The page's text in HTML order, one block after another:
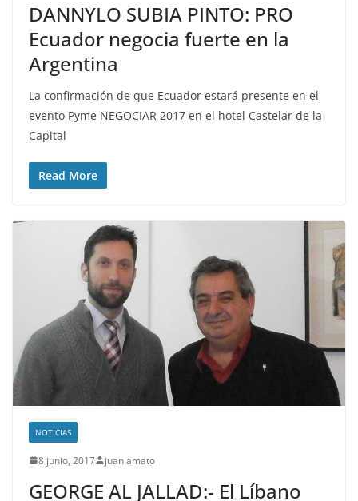
DANNYLO SUBIA PINTO: PRO
Ecuador negocia fuerte en la
Argentina
La confirmación de que Ecuador estará presente en el
evento Pyme NEGOCIAR 2017 en el hotel Castelar de la
Capital
Read More
NOTICIAS
8 junio, 2017 juan amato
GEORGE AL JALLAD:- El Líbano